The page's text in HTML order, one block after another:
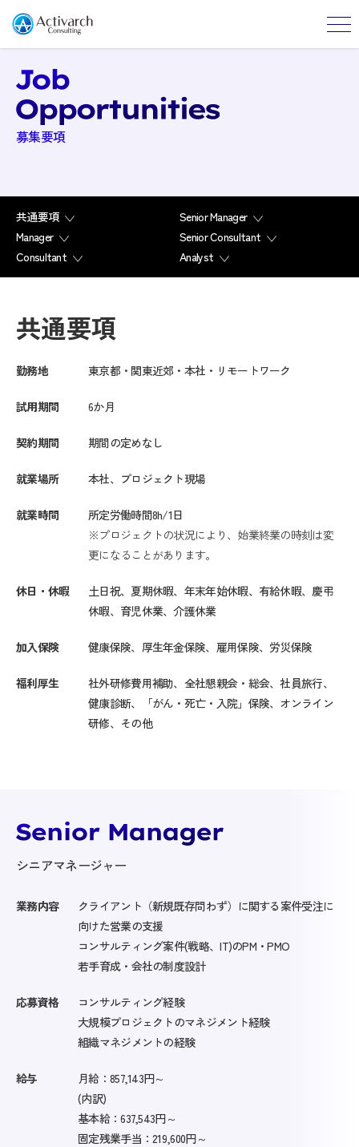
募集要項
共通要項
Senior Manager
Manager
Senior Consultant
Consultant
Analyst
共通要項
勤務地 東京都・関東近郊・本社・リモートワーク
試用期間 6か月
契約期間 期間の定めなし
就業場所 本社、プロジェクト現場
就業時間
所定労働時間8h/1日
※プロジェクトの状況により、始業終業の時刻は変
更になることがあります。
休日・休暇
土日祝、夏期休暇、年末年始休暇、有給休暇、慶弔
休暇、育児休業、介護休業
加入保険 健康保険、厚生年金保険、雇用保険、労災保険
福利厚生
社外研修費用補助、全社懇親会・総会、社員旅行、
健康診断、「がん・死亡・入院」保険、オンライン
研修、その他
シニアマネージャー
業務内容
クライアント（新規既存問わず）に関する案件受注に
向けた営業の支援
コンサルティング案件(戦略、IT)のPM・PMO
若手育成・会社の制度設計
応募資格
コンサルティング経験
大規模プロジェクトのマネジメント経験
組織マネジメントの経験
給与
月給：857,143円～
(内訳)
基本給：637,543円～
固定残業手当：219,600円～